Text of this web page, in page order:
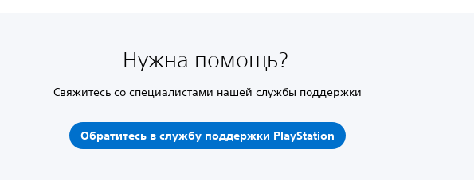
Нужна помощь?
Свяжитесь со специалистами нашей службы поддержки
Обратитесь в службу поддержки PlayStation